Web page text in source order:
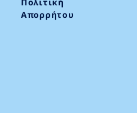
Απορρήτου